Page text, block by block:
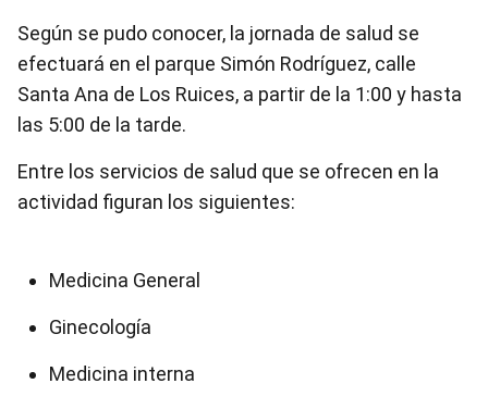
Según se pudo conocer, la jornada de salud se
efectuará en el parque Simón Rodríguez, calle
Santa Ana de Los Ruices, a partir de la 1:00 y hasta
las 5:00 de la tarde.
Entre los servicios de salud que se ofrecen en la
actividad figuran los siguientes:
Medicina General
Ginecología
Medicina interna